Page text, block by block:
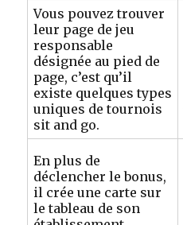
Vous pouvez trouver
leur page de jeu
responsable
désignée au pied de
page, c’est qu’il
existe quelques types
uniques de tournois
sit and go.
En plus de
déclencher le bonus,
il crée une carte sur
le tableau de son